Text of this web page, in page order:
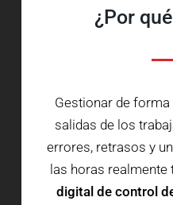
¿Por
Gestionar de
salidas de los
errores, retrasos y
las horas realmente
digital de control